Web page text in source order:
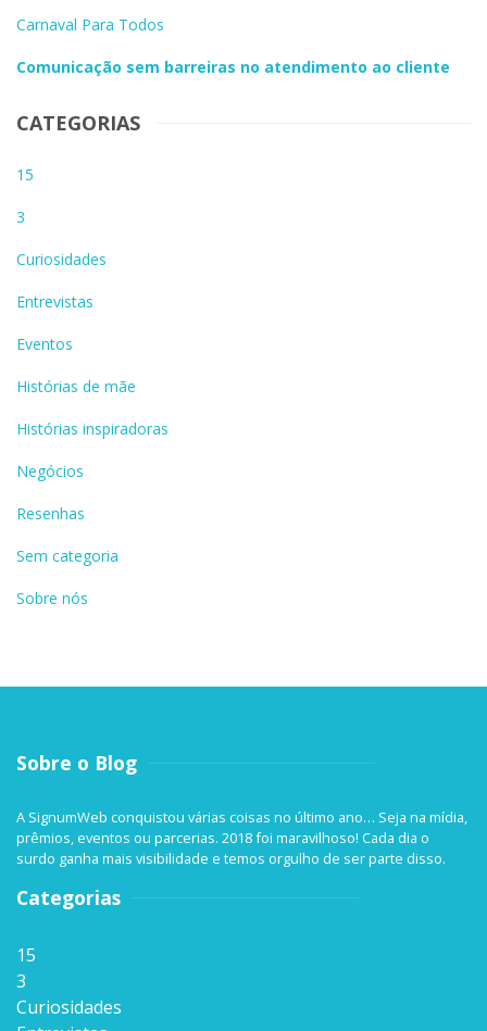
Carnaval Para Todos
Comunicação sem barreiras no atendimento ao cliente
CATEGORIAS
15
3
Curiosidades
Entrevistas
Eventos
Histórias de mãe
Histórias inspiradoras
Negócios
Resenhas
Sem categoria
Sobre nós
Sobre o Blog
A SignumWeb conquistou várias coisas no último ano… Seja na mídia,
prêmios, eventos ou parcerias. 2018 foi maravilhoso! Cada dia o
surdo ganha mais visibilidade e temos orgulho de ser parte disso.
Categorias
15
3
Curiosidades